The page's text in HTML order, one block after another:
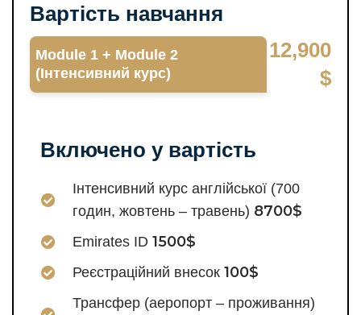
Вартість навчання
Module 1 + Module 2
(Інтенсивний курс)
12,900
$
Включено у вартість
Інтенсивний курс англійської (700
годин, жовтень – травень) 8700$
Emirates ID 1500$
Реєстраційний внесок 100$
Трансфер (аеропорт – проживання)